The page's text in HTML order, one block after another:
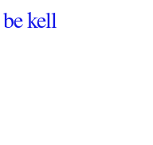
be kell